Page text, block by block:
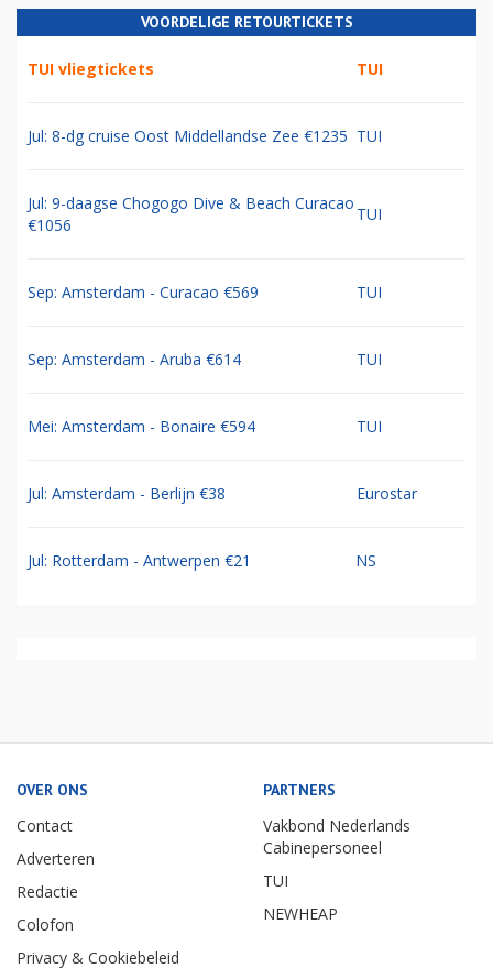
VOORDELIGE RETOURTICKETS
TUI vliegtickets TUI
Jul: 8-dg cruise Oost Middellandse Zee €1235 TUI
Jul: 9-daagse Chogogo Dive & Beach Curacao
€1056
TUI
Sep: Amsterdam - Curacao €569 TUI
Sep: Amsterdam - Aruba €614 TUI
Mei: Amsterdam - Bonaire €594 TUI
Jul: Amsterdam - Berlijn €38 Eurostar
Jul: Rotterdam - Antwerpen €21 NS
OVER ONS
Contact
Adverteren
Redactie
Colofon
Privacy & Cookiebeleid
PARTNERS
Vakbond Nederlands
Cabinepersoneel
TUI
NEWHEAP